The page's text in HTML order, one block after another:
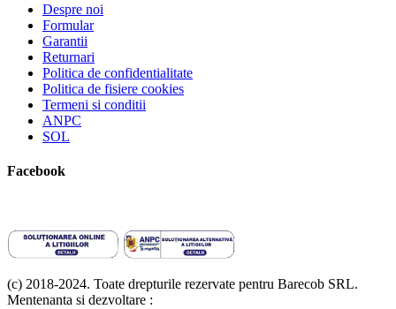
Despre noi
Formular
Garantii
Returnari
Politica de confidentialitate
Politica de fisiere cookies
Termeni si conditii
ANPC
SOL
Facebook
(c) 2018-2024. Toate drepturile rezervate pentru Barecob SRL.
Mentenanta si dezvoltare :